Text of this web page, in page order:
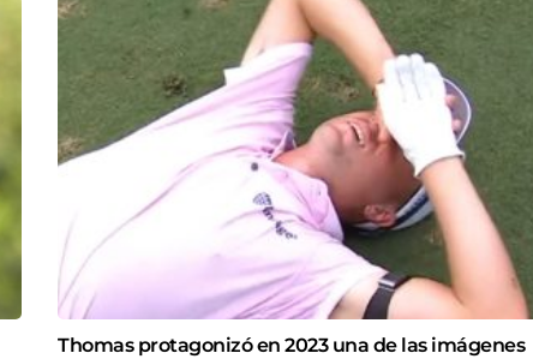
Thomas protagonizó en 2023 una de las imágenes